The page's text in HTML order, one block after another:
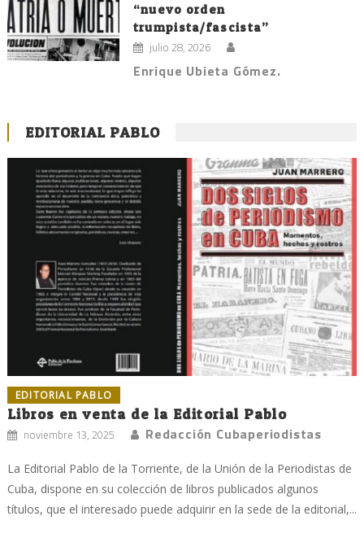
“nuevo orden
trumpista/fascista”
julio 28, 2026
Enrique Ubieta Gómez.
EDITORIAL PABLO
EDITORIAL PABLO
Libros en venta de la Editorial Pablo
noviembre 13, 2025 Redacción Cubaperiodistas
La Editorial Pablo de la Torriente, de la Unión de la Periodistas de
Cuba, dispone en su colección de libros publicados algunos
títulos, que el interesado puede adquirir en la sede de la editorial,...